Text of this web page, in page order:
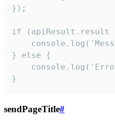
});
if (apiResult.result
} else {
}
sendPageTitle#